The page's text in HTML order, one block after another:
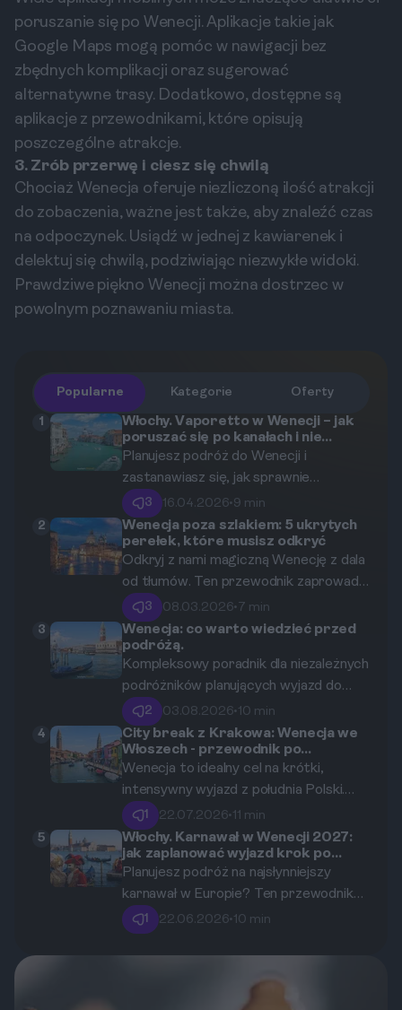
poruszanie się po Wenecji. Aplikacje takie jak
Google Maps mogą pomóc w nawigacji bez
zbędnych komplikacji oraz sugerować
alternatywne trasy. Dodatkowo, dostępne są
aplikacje z przewodnikami, które opisują
poszczególne atrakcje.
3. Zrób przerwę i ciesz się chwilą
Chociaż Wenecja oferuje niezliczoną ilość atrakcji
do zobaczenia, ważne jest także, aby znaleźć czas
na odpoczynek. Usiądź w jednej z kawiarenek i
delektuj się chwilą, podziwiając niezwykłe widoki.
Prawdziwe piękno Wenecji można dostrzec w
powolnym poznawaniu miasta.
Popularne Kategorie Oferty
1
Włochy. Vaporetto w Wenecji – jak
poruszać się po kanałach i nie
przepłacić?
Planujesz podróż do Wenecji i
zastanawiasz się, jak sprawnie
poruszać się po tym wyjątkowym
mieście na wodzie? Ten przewodnik to
kompendium wiedzy o vaporetto, czyli
weneckich tramwajach wodnych.
Dowiesz się, jakie bilety wybrać, gdzie
je kupić, które linie są kluczowe dla
turystów i jak uniknąć kosztownych
błędów, by w pełni cieszyć się
zwiedzaniem.
3 16.04.2026•9 min
2
Wenecja poza szlakiem: 5 ukrytych
perełek, które musisz odkryć
Odkryj z nami magiczną Wenecję z dala
od tłumów. Ten przewodnik zaprowadzi
Cię do pięciu niezwykłych miejsc, które
rzadko trafiają na pocztówki, a które
skrywają prawdziwą duszę miasta na
wodzie.
3 08.03.2026•7 min
3
Wenecja: co warto wiedzieć przed
podróżą.
Kompleksowy poradnik dla niezależnych
podróżników planujących wyjazd do
Wenecji w sierpniu 2026 roku,
zawierający praktyczne wskazówki
dotyczące transportu, noclegów i
lokalnych atrakcji.
2 03.08.2026•10 min
4
City break z Krakowa: Wenecja we
Włoszech - przewodnik po
rzemieślniczych wyspach Murano i
Burano
Wenecja to idealny cel na krótki,
intensywny wyjazd z południa Polski.
Odkryj z nami fascynujące wyspy
laguny, gdzie tradycyjne rzemiosło
spotyka się z niesamowitą
architekturą.
1 22.07.2026•11 min
5
Włochy. Karnawał w Wenecji 2027:
jak zaplanować wyjazd krok po
kroku – bilety, noclegi i bale.
Planujesz podróż na najsłynniejszy
karnawał w Europie? Ten przewodnik
krok po kroku pomoże Ci zorganizować
wyjazd na Carnevale di Venezia 2027.
Znajdziesz tu wszystko o datach,
biletach, noclegach, kosztach, a także
o tym, jak kupić maskę i gdzie znaleźć
1 22.06.2026•10 min